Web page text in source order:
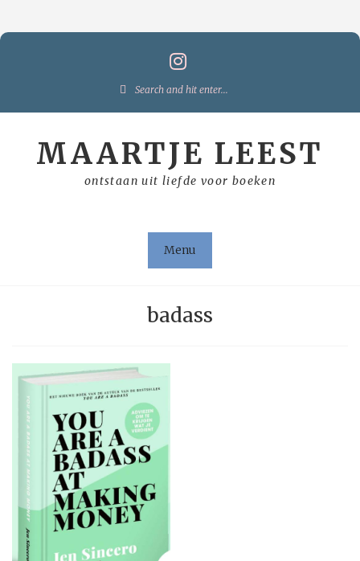
Search
MAARTJE LEEST
ontstaan uit liefde voor boeken
Menu
badass